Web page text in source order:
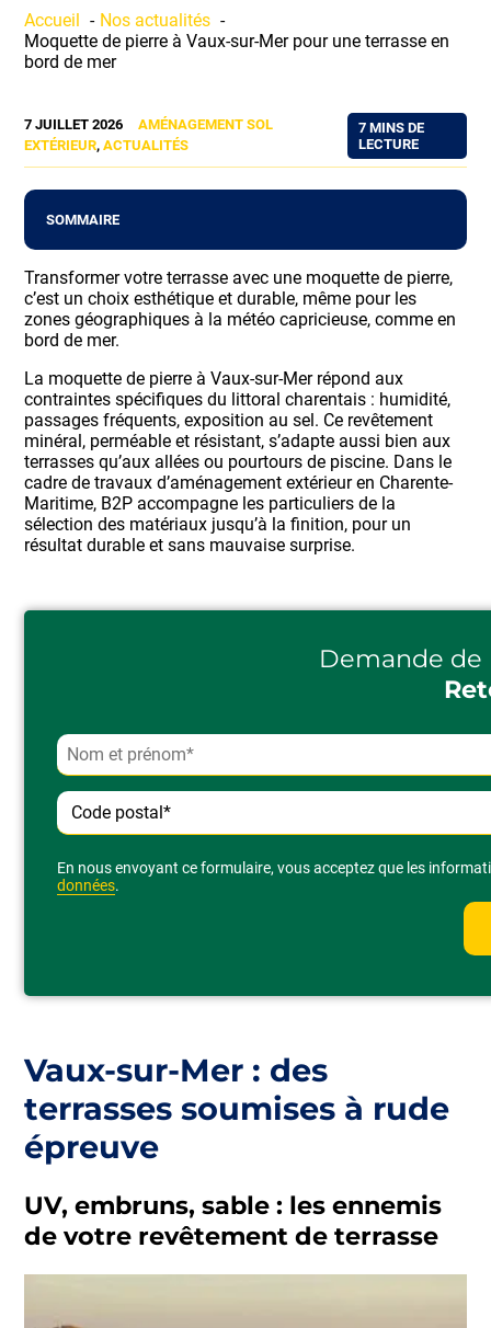
Accueil
Nos actualités
Moquette de pierre à Vaux-sur-Mer pour une terrasse en
bord de mer
7 JUILLET 2026
AMÉNAGEMENT SOL
EXTÉRIEUR,ACTUALITÉS
7 MINS DE
LECTURE
SOMMAIRE
Transformer votre terrasse avec une moquette de pierre,
c’est un choix esthétique et durable, même pour les
zones géographiques à la météo capricieuse, comme en
bord de mer.
La moquette de pierre à Vaux-sur-Mer répond aux
contraintes spécifiques du littoral charentais : humidité,
passages fréquents, exposition au sel. Ce revêtement
minéral, perméable et résistant, s’adapte aussi bien aux
terrasses qu’aux allées ou pourtours de piscine. Dans le
cadre de travaux d’aménagement extérieur en Charente-
Maritime, B2P accompagne les particuliers de la
sélection des matériaux jusqu’à la finition, pour un
résultat durable et sans mauvaise surprise.
Demande
En nous envoyant ce formulaire, vous acceptez que les
données.
Vaux-sur-Mer : des
terrasses soumises à rude
épreuve
UV, embruns, sable : les ennemis
de votre revêtement de terrasse